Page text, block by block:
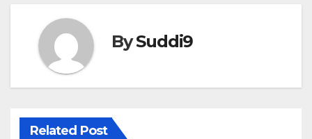
BySuddi9
Related Post